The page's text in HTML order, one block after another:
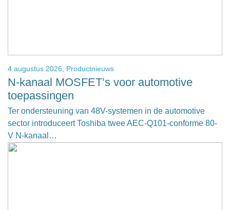
4 augustus 2026, Productnieuws
N-kanaal MOSFET’s voor automotive
toepassingen
Ter ondersteuning van 48V-systemen in de automotive
sector introduceert Toshiba twee AEC-Q101-conforme 80-
V N-kanaal…